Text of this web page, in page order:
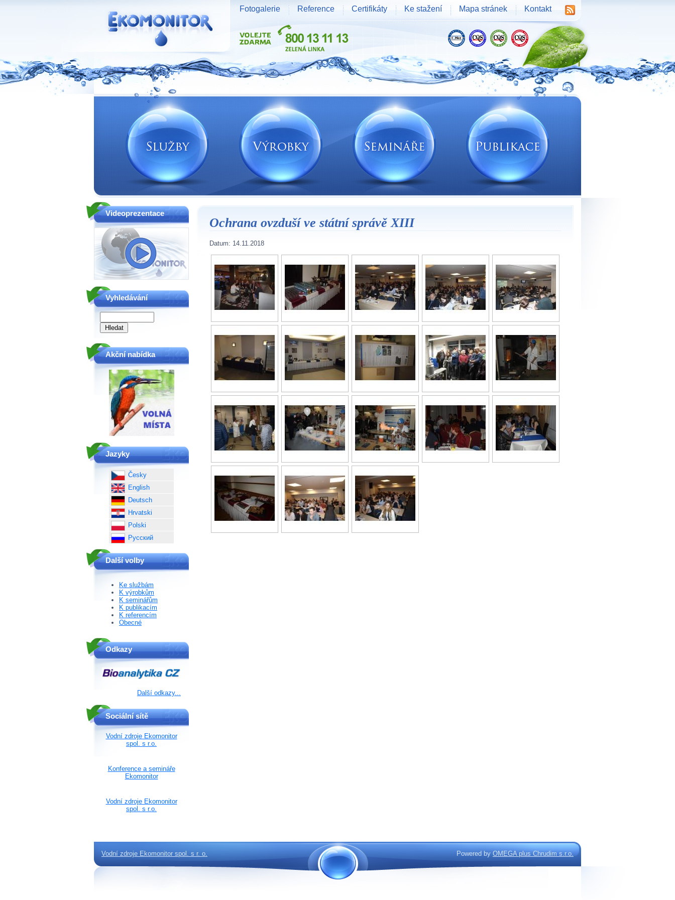
Ochrana ovzduší ve státní správě XIII
Datum: 14.11.2018
Videoprezentace
Vyhledávání
Akční nabídka
Jazyky
Česky
English
Deutsch
Hrvatski
Polski
Русский
Další volby
Ke službám
K výrobkům
K seminářům
K publikacím
K referencím
Obecné
Odkazy
Další odkazy...
Sociální sítě
Vodní zdroje Ekomonitor
spol. s r.o.
Konference a semináře
Ekomonitor
Vodní zdroje Ekomonitor
spol. s r.o.
Vodní zdroje Ekomonitor spol. s r.o.
Fotogalerie Reference Certifikáty Ke stažení Mapa stránek Kontakt
Vodní zdroje Ekomonitor spol. s r. o. Powered byOMEGA plus Chrudim s.r.o.